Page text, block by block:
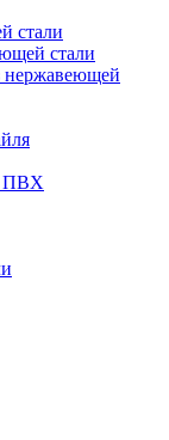
стали
стали
нержавеющей
ПВХ